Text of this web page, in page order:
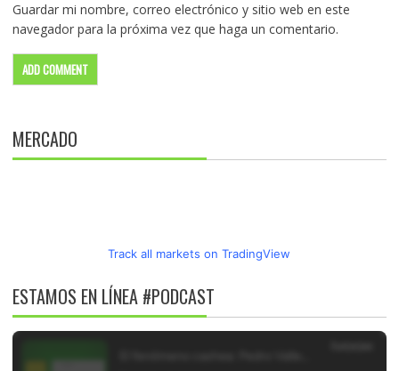
Guardar mi nombre, correo electrónico y sitio web en este
navegador para la próxima vez que haga un comentario.
MERCADO
Track all markets on TradingView
ESTAMOS EN LÍNEA #PODCAST